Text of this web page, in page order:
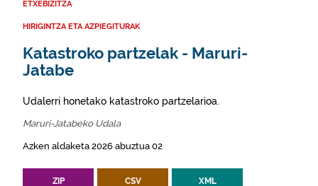
ETXEBIZITZA
HIRIGINTZA ETA AZPIEGITURAK
Katastroko partzelak - Maruri-
Jatabe
Udalerri honetako katastroko partzelarioa.
Maruri-Jatabeko Udala
Azken aldaketa 2026 abuztua 02
ZIP CSV XML